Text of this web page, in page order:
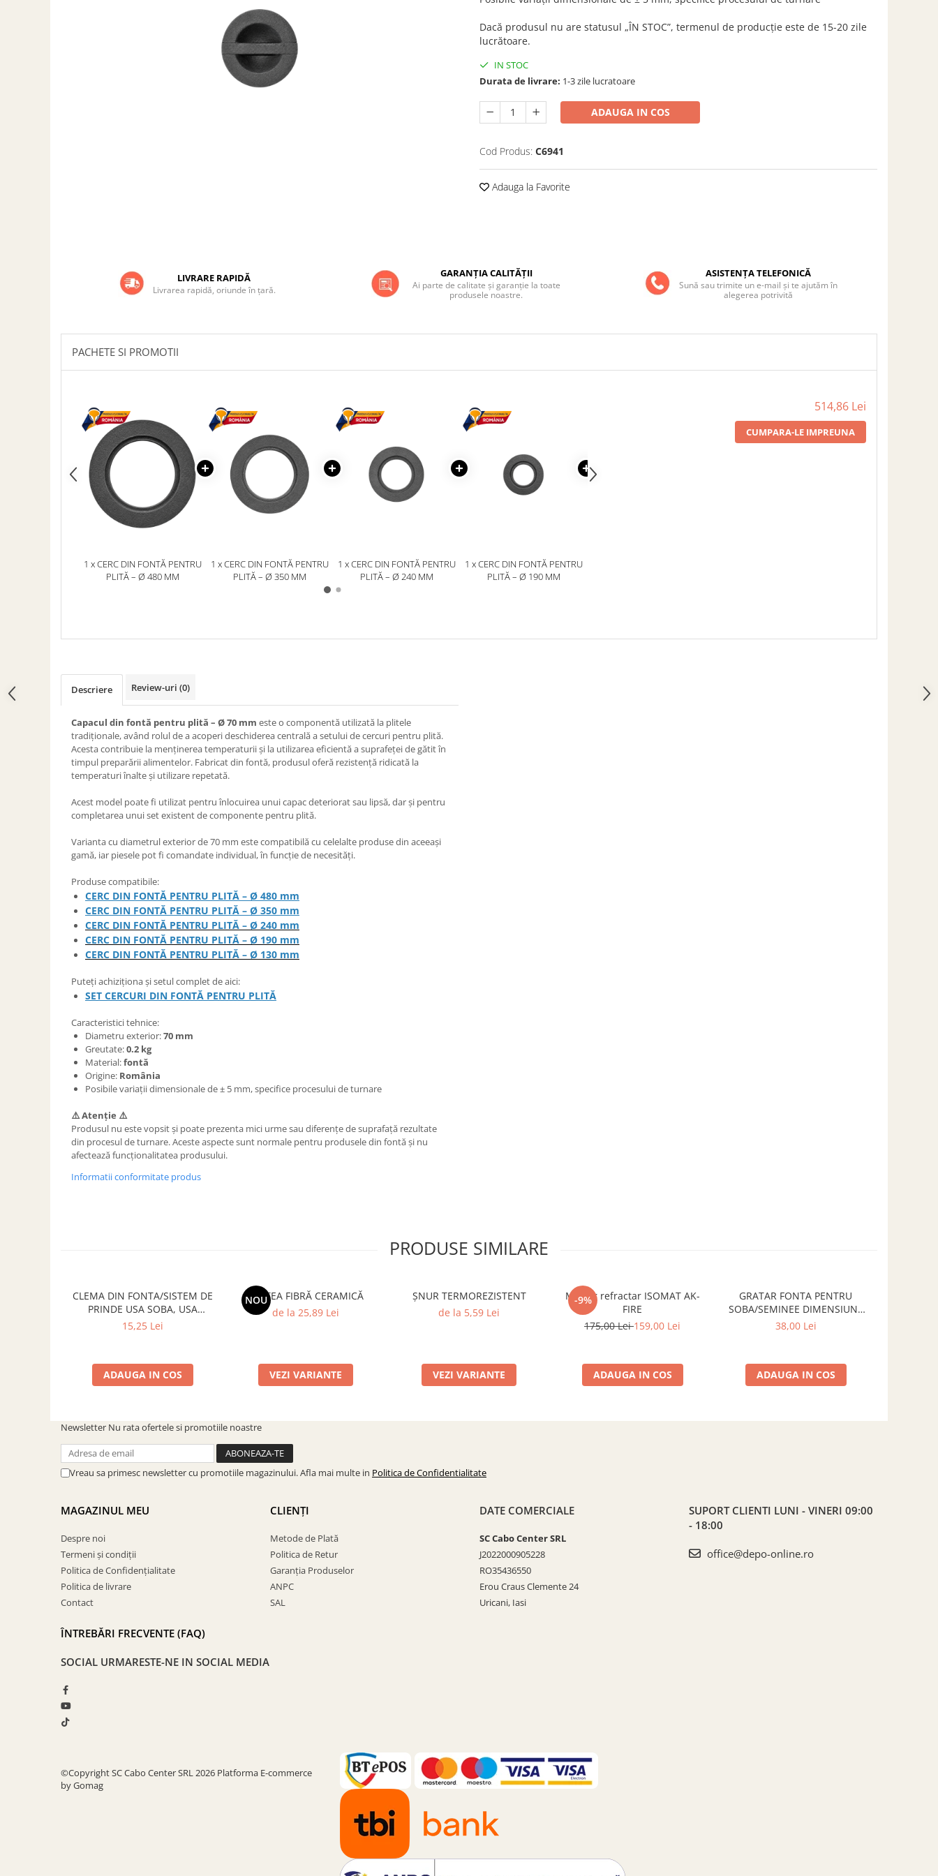
ACCESORII SOBĂ, ȘEMINEU ȘI
COPERTINE ȘI PRELATE
Prelată impermeabilă din
polietilenă cu inele
Coșuri de fum din beton
Coșuri de fum din inox
Coșuri de fum din otel
PLASE DE UMBRIRE/ ANTIGRINDINĂ
Irigații pentru grădină
TRUSE SI ACCESORII PROFESIONALE
DE CURATARE HORN
UZ GOSPODĂRESC
ȘEMINEE ȘI ÎNCĂLZITOARE DE
Dacă produsul nu are statusul „ÎN STOC”, termenul de producție este de 15-20 zile
lucrătoare.
IN STOC
Durata de livrare: 1-3 zile lucratoare
ADAUGA IN COS
Cod Produs: C6941
Adauga la Favorite
LIVRARE RAPIDĂ
Livrarea rapidă, oriunde în țară.
GARANȚIA CALITĂȚII
Ai parte de calitate și garanție la toate
produsele noastre.
ASISTENȚA TELEFONICĂ
Sună sau trimite un e-mail și te ajutăm în
alegerea potrivită
PACHETE SI PROMOTII
1 x CERC DIN FONTĂ PENTRU
PLITĂ – Ø 480 MM
1 x CERC DIN FONTĂ PENTRU
PLITĂ – Ø 350 MM
1 x CERC DIN FONTĂ PENTRU
PLITĂ – Ø 240 MM
1 x CERC DIN FONTĂ PENTRU
PLITĂ – Ø 190 MM
514,86 Lei
CUMPARA-LE IMPREUNA
Descriere Review-uri (0)
Capacul din fontă pentru plită – Ø 70 mm este o componentă utilizată la plitele
tradiționale, având rolul de a acoperi deschiderea centrală a setului de cercuri pentru plită.
Acesta contribuie la menținerea temperaturii și la utilizarea eficientă a suprafeței de gătit în
timpul preparării alimentelor. Fabricat din fontă, produsul oferă rezistență ridicată la
temperaturi înalte și utilizare repetată.
Acest model poate fi utilizat pentru înlocuirea unui capac deteriorat sau lipsă, dar și pentru
completarea unui set existent de componente pentru plită.
Varianta cu diametrul exterior de 70 mm este compatibilă cu celelalte produse din aceeași
gamă, iar piesele pot fi comandate individual, în funcție de necesități.
Produse compatibile:
CERC DIN FONTĂ PENTRU PLITĂ – Ø 480 mm
CERC DIN FONTĂ PENTRU PLITĂ – Ø 350 mm
CERC DIN FONTĂ PENTRU PLITĂ – Ø 240 mm
CERC DIN FONTĂ PENTRU PLITĂ – Ø 190 mm
CERC DIN FONTĂ PENTRU PLITĂ – Ø 130 mm
Puteți achiziționa și setul complet de aici:
SET CERCURI DIN FONTĂ PENTRU PLITĂ
Caracteristici tehnice:
Diametru exterior:70 mm
Greutate:0.2 kg
Material:fontă
Origine: România
Posibile variații dimensionale de ± 5 mm, specifice procesului de turnare
⚠️ Atenție ⚠️
Produsul nu este vopsit și poate prezenta mici urme sau diferențe de suprafață rezultate
din procesul de turnare. Aceste aspecte sunt normale pentru produsele din fontă și nu
afectează funcționalitatea produsului.
Informatii conformitate produs
PRODUSE SIMILARE
CLEMA DIN FONTA/SISTEM DE
PRINDE USA SOBA, USA
SEMINEU
15,25 Lei
ADAUGA IN COS
NOU
SALTEA FIBRĂ CERAMICĂ
de la 25,89 Lei
VEZI VARIANTE
ȘNUR TERMOREZISTENT
de la 5,59 Lei
VEZI VARIANTE
-9%
Mortar refractar ISOMAT AK-
FIRE
175,00 Lei159,00 Lei
ADAUGA IN COS
GRATAR FONTA PENTRU
SOBA/SEMINEE DIMENSIUNE
250x170 mm
38,00 Lei
ADAUGA IN COS
Newsletter Nu rata ofertele si promotiile noastre
Vreau sa primesc newsletter cu promotiile magazinului. Afla mai multe in Politica de Confidentialitate
MAGAZINUL MEU
Despre noi
Termeni și condiții
Politica de Confidențialitate
Politica de livrare
Contact
ÎNTREBĂRI FRECVENTE (FAQ)
CLIENȚI
Metode de Plată
Politica de Retur
Garanția Produselor
ANPC
SAL
DATE COMERCIALE
SC Cabo Center SRL
J2022000905228
RO35436550
Erou Craus Clemente 24
Uricani, Iasi
SUPORT CLIENTI LUNI - VINERI 09:00
- 18:00
office@depo-online.ro
SOCIAL URMARESTE-NE IN SOCIAL MEDIA
©Copyright SC Cabo Center SRL 2026 Platforma E-commerce
by Gomag